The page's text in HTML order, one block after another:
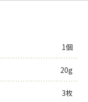
1個
20g
3枚